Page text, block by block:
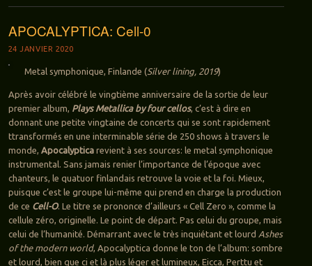
APOCALYPTICA: Cell-0
24 JANVIER 2020
Metal symphonique, Finlande (Silver lining, 2019)
Après avoir célébré le vingtième anniversaire de la sortie de leur
premier album, Plays Metallica by four cellos, c’est à dire en
donnant une petite vingtaine de concerts qui se sont rapidement
ttransformés en une interminable série de 250 shows à travers le
monde, Apocalypticarevient à ses sources: le metal symphonique
instrumental. Sans jamais renier l’importance de l’époque avec
chanteurs, le quatuor finlandais retrouve la voie et la foi. Mieux,
puisque c’est le groupe lui-même qui prend en charge la production
de ce Cell-O. Le titre se prononce d’ailleurs « Cell Zero », comme la
cellule zéro, originelle. Le point de départ. Pas celui du groupe, mais
celui de l’humanité. Démarrant avec le très inquiétant et lourd Ashes
of the modern world, Apocalyptica donne le ton de l’album: sombre
et lourd, bien que ci et là plus léger et lumineux, Eicca, Perttu et